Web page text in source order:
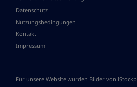
Datenschutz
Nutzungsbedingungen
Kontakt
Impressum
Für unsere Website wurden Bilder von